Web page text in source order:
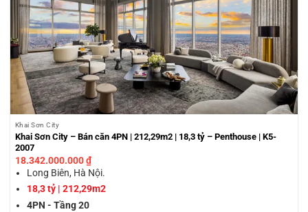
Khai Sơn City
Khai Sơn City – Bán căn 4PN | 212,29m2 | 18,3 tỷ – Penthouse | K5-
2007
18.342.000.000₫
Long Biên, Hà Nội.
18,3 tỷ | 212,29m2
4PN - Tầng 20